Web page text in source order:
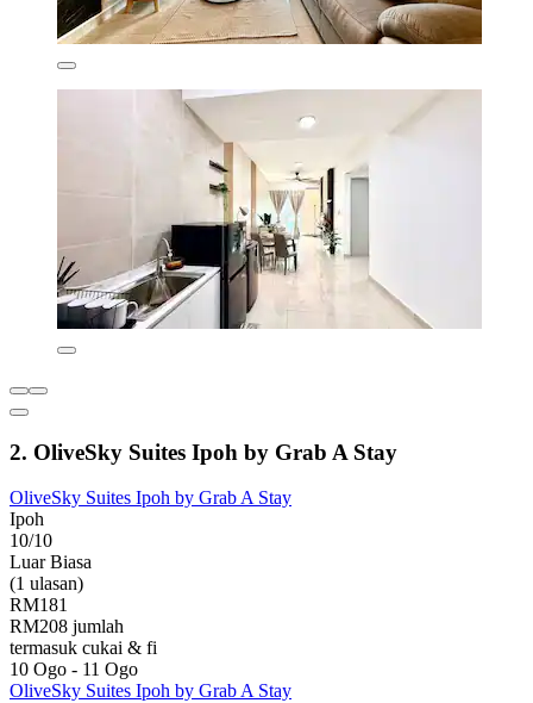
2. OliveSky Suites Ipoh by Grab A Stay
OliveSky Suites Ipoh by Grab A Stay
Ipoh
10/10
Luar Biasa
(1 ulasan)
RM181
RM208 jumlah
termasuk cukai & fi
10 Ogo - 11 Ogo
OliveSky Suites Ipoh by Grab A Stay